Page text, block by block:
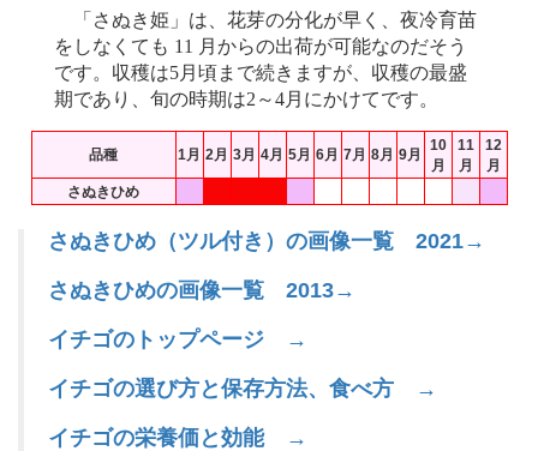
「さぬき姫」は、花芽の分化が早く、夜冷育苗
をしなくても 11 月からの出荷が可能なのだそう
です。収穫は5月頃まで続きますが、収穫の最盛
期であり、旬の時期は2～4月にかけてです。
品種 1月 2月 3月 4月 5月 6月 7月 8月 9月
10
月
11
月
12
月
さぬきひめ
さぬきひめ（ツル付き）の画像一覧 2021→
さぬきひめの画像一覧 2013→
イチゴのトップページ →
イチゴの選び方と保存方法、食べ方 →
イチゴの栄養価と効能 →